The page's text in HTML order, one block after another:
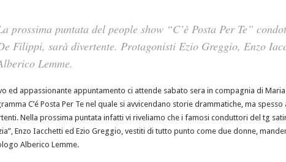
prossima puntata del people show “C’è Posta Per Te”
Filippi, sarà divertente. Protagonisti Ezio Greggio, Enzo
Lemme.
ed appassionante appuntamento ci attende sabato sera in compagnia di
C’é Posta Per Te nel quale si avvicendano storie drammatiche, ma spesso
Nella prossima puntata infatti vi riveliamo che i famosi conduttori del tg
Enzo Iacchetti ed Ezio Greggio, vestiti di tutto punto come due donne,
Alberico Lemme.